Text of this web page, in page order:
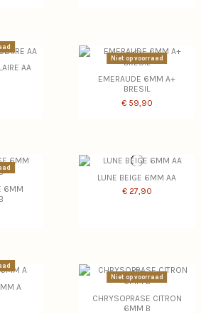
AA
Niet op voorraad
EMERAUDE 6MM A+
BRESIL
€ 59,90
6MM
LUNE BEIGE 6MM AA
€ 27,90
A
Niet op voorraad
CHRYSOPRASE CITRON
6MM B